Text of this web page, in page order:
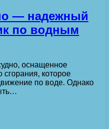
— надежный
по водным
оснащенное
сгорания, которое
по воде. Однако